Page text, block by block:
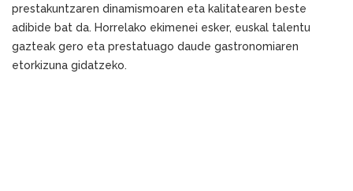
prestakuntzaren dinamismoaren eta kalitatearen beste
adibide bat da. Horrelako ekimenei esker, euskal talentu
gazteak gero eta prestatuago daude gastronomiaren
etorkizuna gidatzeko.